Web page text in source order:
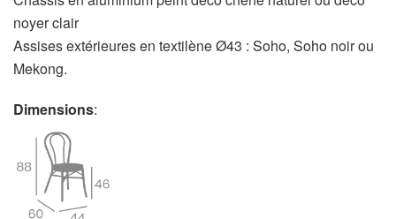
noyer clair
Assises extérieures en textilène Ø43 : Soho, Soho noir ou
Mekong.
Dimensions: